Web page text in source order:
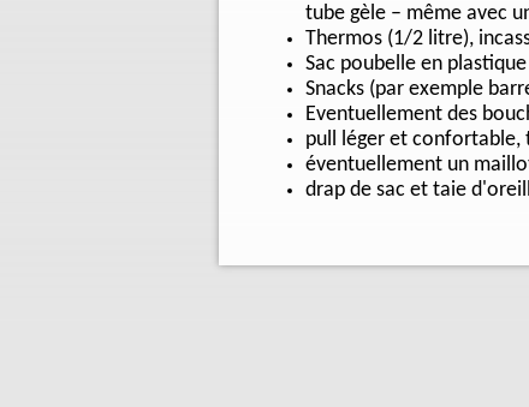
tube gèle – même avec
Thermos (1/2 litre),
Sac poubelle en
Snacks (par exemple
Eventuellement des
pull léger et confortable,
éventuellement un
drap de sac et taie